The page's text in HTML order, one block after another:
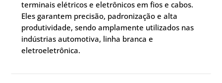
terminais elétricos e eletrônicos em fios e cabos.
Eles garantem precisão, padronização e alta
produtividade, sendo amplamente utilizados nas
indústrias automotiva, linha branca e
eletroeletrônica.